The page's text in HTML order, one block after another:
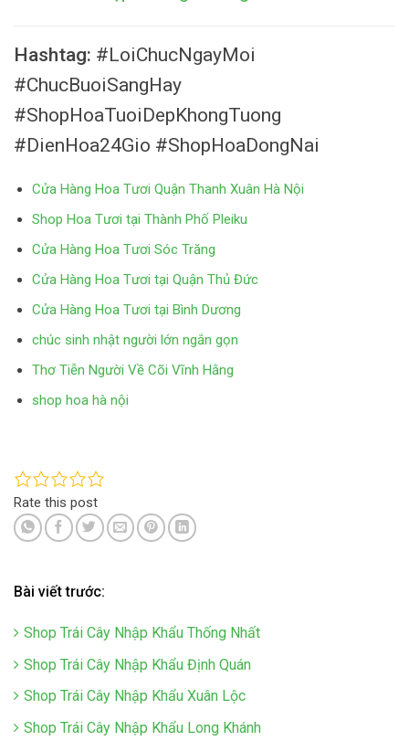
Hashtag: #LoiChucNgayMoi
#ChucBuoiSangHay
#ShopHoaTuoiDepKhongTuong
#DienHoa24Gio #ShopHoaDongNai
Cửa Hàng Hoa Tươi Quận Thanh Xuân Hà Nội
Shop Hoa Tươi tại Thành Phố Pleiku
Cửa Hàng Hoa Tươi Sóc Trăng
Cửa Hàng Hoa Tươi tại Quận Thủ Đức
Cửa Hàng Hoa Tươi tại Bình Dương
chúc sinh nhật người lớn ngắn gọn
Thơ Tiễn Người Về Cõi Vĩnh Hằng
shop hoa hà nội
Rate this post
Bài viết trước:
Shop Trái Cây Nhập Khẩu Thống Nhất
Shop Trái Cây Nhập Khẩu Định Quán
Shop Trái Cây Nhập Khẩu Xuân Lộc
Shop Trái Cây Nhập Khẩu Long Khánh